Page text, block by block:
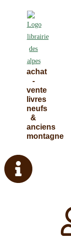
achat
-
vente
livres
neufs
&
anciens
montagne